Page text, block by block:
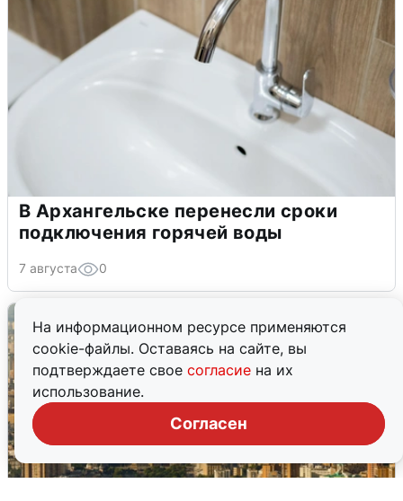
На информационном ресурсе применяются
cookie-файлы. Оставаясь на сайте, вы
подтверждаете свое согласие на их
использование.
Согласен
В Архангельске перенесли сроки
подключения горячей воды
7 августа 0